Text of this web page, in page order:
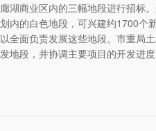
湖商业区内的三幅地段进行招标
内的白色地段，可兴建约1700
全面负责发展这些地段。市重局
地段，并协调主要项目的开发进